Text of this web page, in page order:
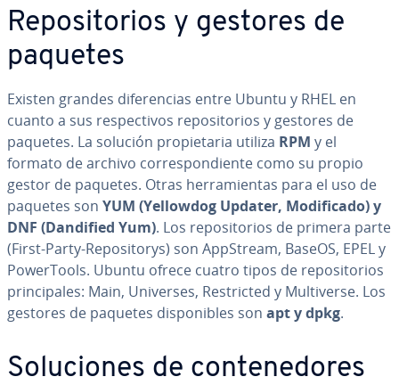
Re­po­si­to­rios y gestores de
paquetes
Existen grandes di­fe­re­n­cias entre Ubuntu y RHEL en
cuanto a sus re­s­pe­c­ti­vos re­po­si­to­rios y gestores de
paquetes. La solución pro­pie­ta­ria utiliza RPM y el
formato de archivo co­rre­s­po­n­die­n­te como su propio
gestor de paquetes. Otras he­rra­mie­n­tas para el uso de
paquetes son YUM (Yellowdog Updater, Mo­di­fi­ca­do) y
DNF (Dandified Yum). Los re­po­si­to­rios de primera parte
(First-Party-Re­po­si­to­r­ys) son AppStream, BaseOS, EPEL y
Po­we­r­Too­ls. Ubuntu ofrece cuatro tipos de re­po­si­to­rios
pri­n­ci­pa­les: Main, Universes, Re­s­tri­c­ted y Mu­l­ti­ve­r­se. Los
gestores de paquetes di­s­po­ni­bles son apt y dpkg.
So­lu­cio­nes de co­n­te­ne­do­res